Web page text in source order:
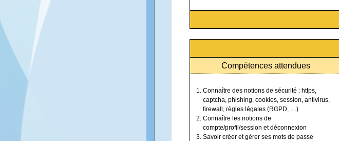
Compétences attendues
Connaître des notions de sécurité : https,
captcha, phishing, cookies, session, antivirus,
firewall, règles légales (RGPD, …)
Connaître les notions de
compte/profil/session et déconnexion
Savoir créer et gérer ses mots de passe